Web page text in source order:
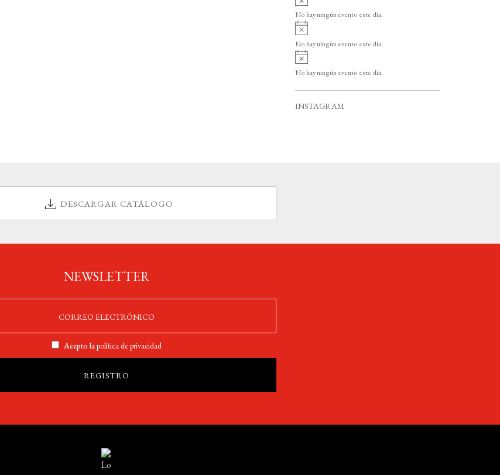
o
v
i
o
No hay ningún evento este día.
A
v
i
o
No hay ningún evento este día.
A
v
i
No hay ningún evento este día.
INSTAGRAM
DESCARGAR CATÁLOGO
NEWSLETTER
Acepto lapolítica de privacidad